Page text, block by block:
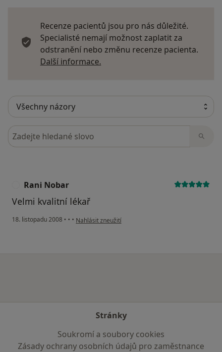
Recenze pacientů jsou pro nás důležité.
Specialisté nemají možnost zaplatit za
odstranění nebo změnu recenze pacienta.
Další informace.
Hledejte v názorech
Rani Nobar
Velmi kvalitní lékař
18. listopadu 2008 • • • podle názoru uživatele Rani Nobar
Nahlásit zneužití
Stránky
Soukromí a soubory cookies
Zásady ochrany osobních údajů pro zaměstnance